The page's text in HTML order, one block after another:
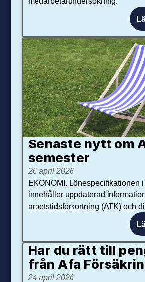
Senaste nytt om
se­mester
26 april 2026
EKONOMI. Lönespecifikationen i
innehåller uppdaterad
arbetstidsförkortning (ATK) och
Har du rätt till
från Afa
24 april 2026